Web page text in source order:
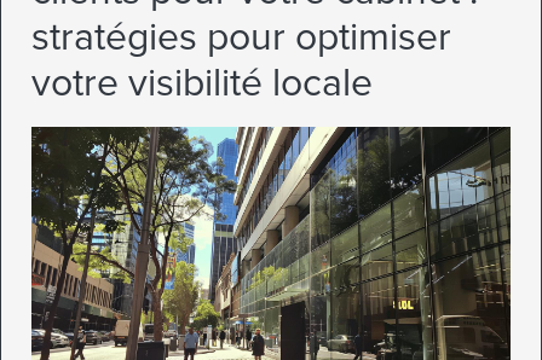
stratégies pour optimiser
votre visibilité locale